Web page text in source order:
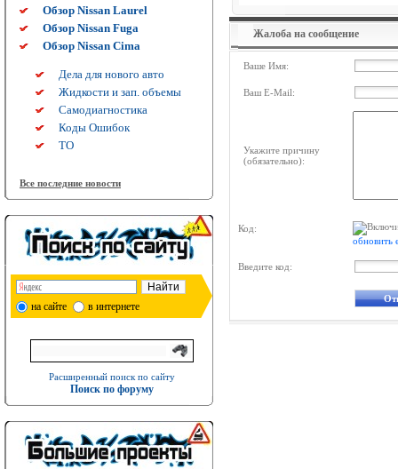
Обзор Nissan Laurel
Обзор Nissan Fuga
Обзор Nissan Cima
Дела для нового авто
Жидкости и зап. объемы
Самодиагностика
Коды Ошибок
ТО
Все последние новости
на сайте в интернете
Расширенный поиск по сайту
Поиск по форуму
Жалоба на сообщение
Ваше Имя:
Ваш E-Mail:
Укажите причину
(обязательно):
Код:
обновить
Введите код: